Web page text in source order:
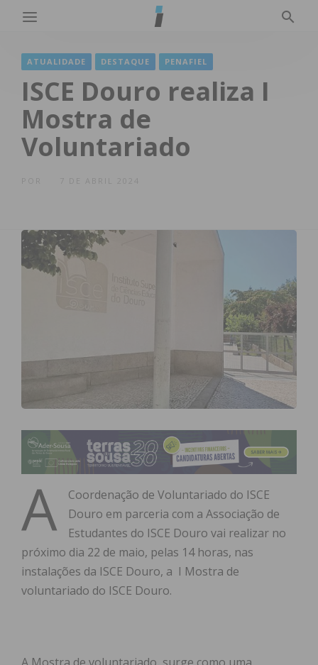
ATUALIDADE DESTAQUE PENAFIEL
ISCE Douro realiza I
Mostra de
Voluntariado
7 DE ABRIL 2024
A
Coordenação de Voluntariado do ISCE
Douro em parceria com a Associação de
Estudantes do ISCE Douro vai realizar no
próximo dia 22 de maio, pelas 14 horas, nas
instalações da ISCE Douro, a I Mostra de
voluntariado do ISCE Douro.